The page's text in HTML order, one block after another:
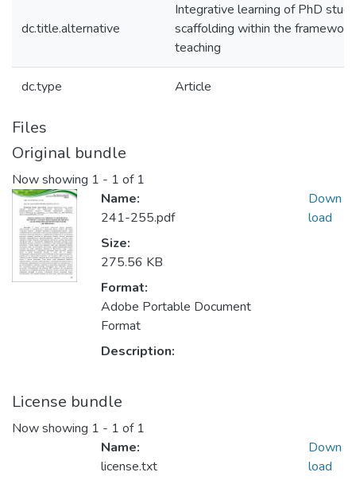
dc.title.alternative
Integrative learning of PhD
scaffolding within the framework
teaching
dc.type Article
Files
Original bundle
Now showing 1 - 1 of 1
Name:
241-255.pdf
Size:
275.56 KB
Format:
Adobe Portable Document
Format
Description:
Down
load
License bundle
Now showing 1 - 1 of 1
Name:
license.txt
Down
load